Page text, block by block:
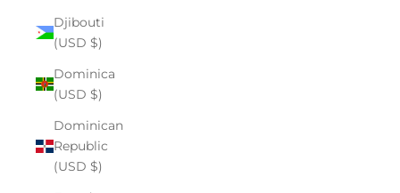
Djibouti
(USD $)
Dominica
(USD $)
Dominican
Republic
(USD $)